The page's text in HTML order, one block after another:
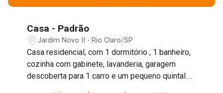
Casa - Padrão
Jardim Novo II - Rio Claro/SP
Casa residencial, com 1 dormitório , 1 banheiro,
cozinha com gabinete, lavanderia, garagem
descoberta para 1 carro e um pequeno quintal.